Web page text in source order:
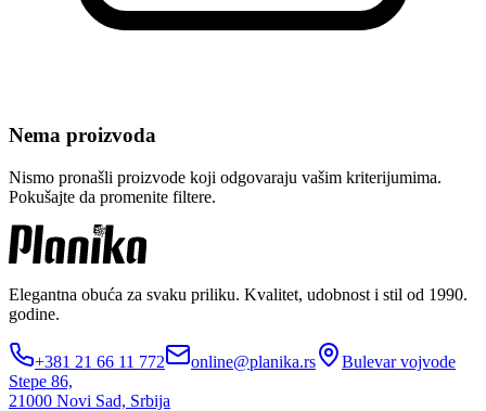
Nema proizvoda
Nismo pronašli proizvode koji odgovaraju vašim kriterijumima.
Pokušajte da promenite filtere.
Elegantna obuća za svaku priliku. Kvalitet, udobnost i stil od 1990.
godine.
+381 21 66 11 772 online@planika.rs
Bulevar vojvode
Stepe 86,
21000 Novi Sad, Srbija